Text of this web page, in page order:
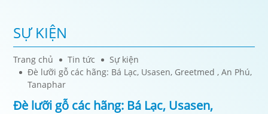
SỰ KIỆN
Trang chủ Tin tức
Sự kiện
Đè lưỡi gỗ các hãng: Bá Lạc, Usasen, Greetmed , An Phú,
Tanaphar
Đè lưỡi gỗ các hãng: Bá Lạc, Usasen,